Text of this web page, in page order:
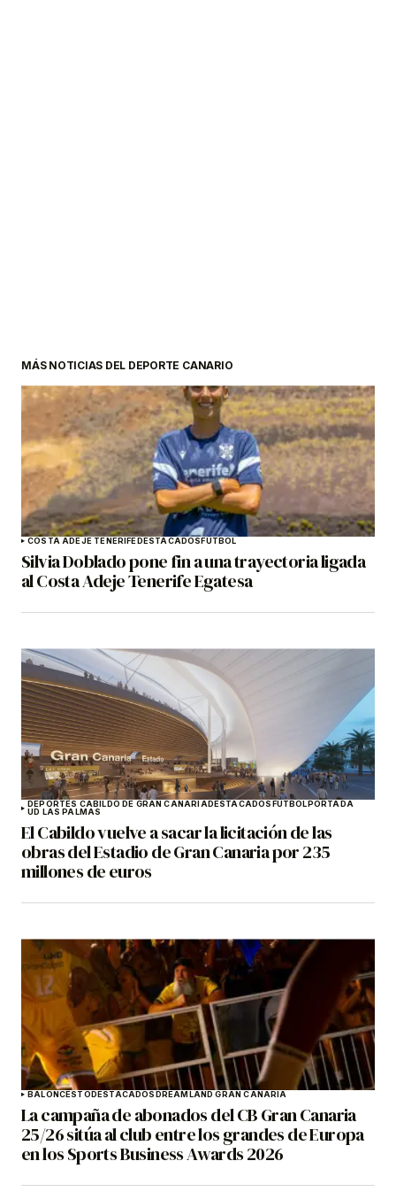
MÁS NOTICIAS DEL DEPORTE CANARIO
COSTA ADEJE TENERIFE DESTACADOS FÚTBOL
Silvia Doblado pone fin a una trayectoria ligada
al Costa Adeje Tenerife Egatesa
DEPORTES CABILDO DE GRAN CANARIADESTACADOS FÚTBOL PORTADA
UD LAS PALMAS
El Cabildo vuelve a sacar la licitación de las
obras del Estadio de Gran Canaria por 235
millones de euros
BALONCESTO DESTACADOS DREAMLAND GRAN CANARIA
La campaña de abonados del CB Gran Canaria
25/26 sitúa al club entre los grandes de Europa
en los Sports Business Awards 2026